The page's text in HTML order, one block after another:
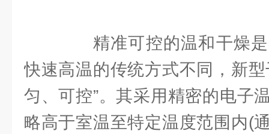
精准可控的温和干燥是
快速高温的传统方式不同，新
匀、可控”。其采用精密的电子
略高于室温至特定温度范围内(